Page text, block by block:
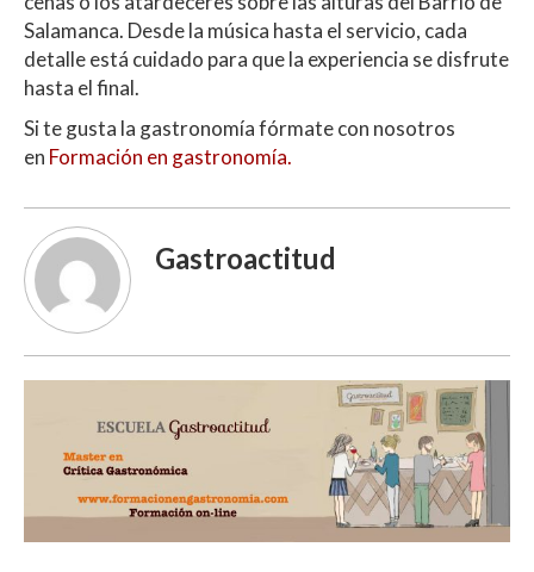
Salamanca. Desde la música hasta el servicio, cada
detalle está cuidado para que la experiencia se disfrute
hasta el final.
Si te gusta la gastronomía fórmate con nosotros
en Formación en gastronomía.
Gastroactitud